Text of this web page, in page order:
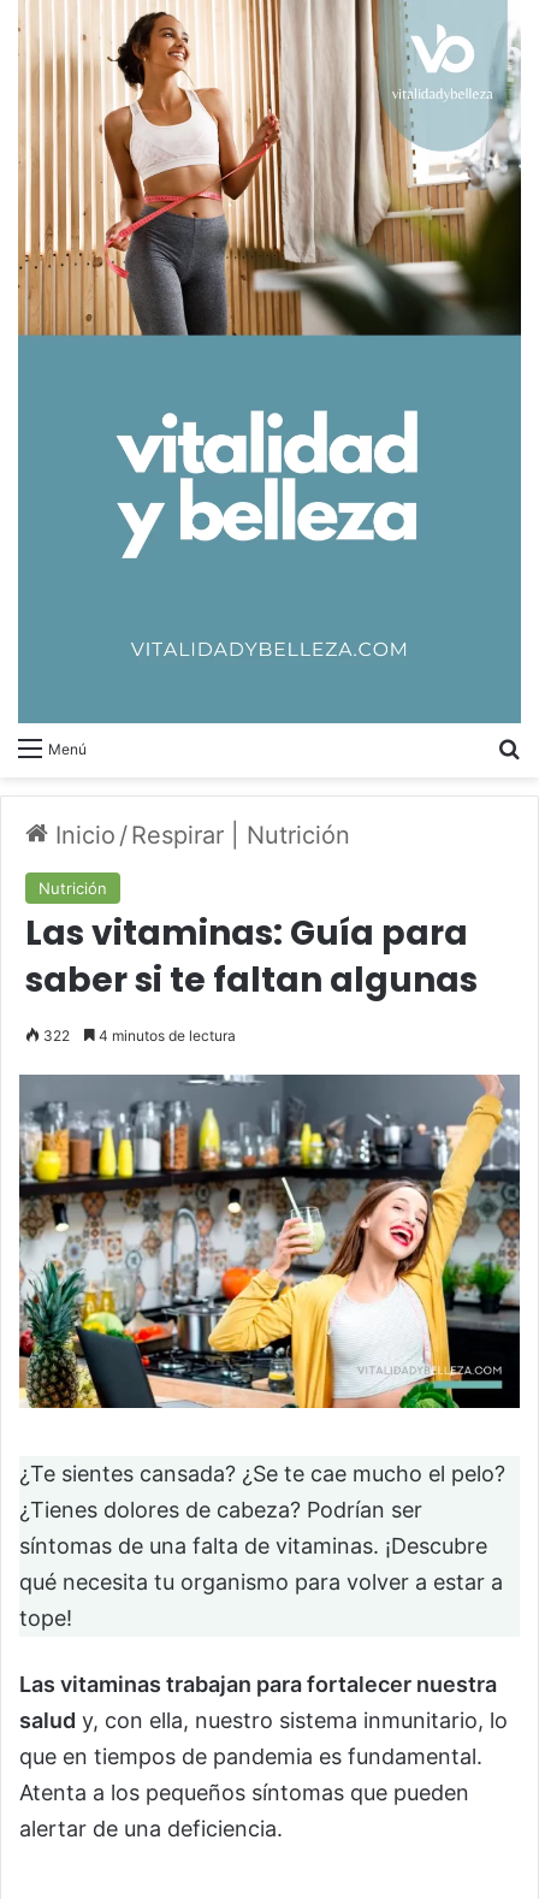
Menú
Inicio /Respirar | Nutrición
Nutrición
Las vitaminas: Guía para
saber si te faltan algunas
322 4 minutos de lectura
¿Te sientes cansada? ¿Se te cae mucho el pelo?
¿Tienes dolores de cabeza? Podrían ser
síntomas de una falta de vitaminas. ¡Descubre
qué necesita tu organismo para volver a estar a
tope!
Las vitaminas trabajan para fortalecer nuestra
salud y, con ella, nuestro sistema inmunitario, lo
que en tiempos de pandemia es fundamental.
Atenta a los pequeños síntomas que pueden
alertar de una deficiencia.